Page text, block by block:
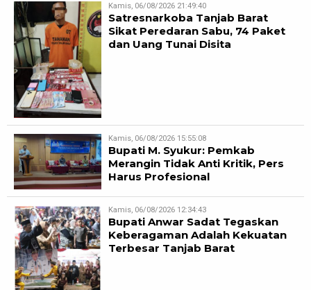
Kamis, 06/08/2026 21:49:40
Satresnarkoba Tanjab Barat
Sikat Peredaran Sabu, 74 Paket
dan Uang Tunai Disita
Kamis, 06/08/2026 15:55:08
Bupati M. Syukur: Pemkab
Merangin Tidak Anti Kritik, Pers
Harus Profesional
Kamis, 06/08/2026 12:34:43
Bupati Anwar Sadat Tegaskan
Keberagaman Adalah Kekuatan
Terbesar Tanjab Barat